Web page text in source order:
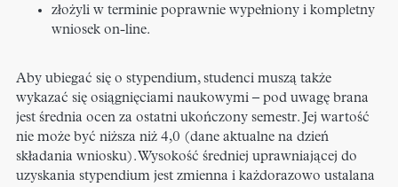
złożyli w terminie poprawnie wypełniony i kompletny
wniosek on-line.
Aby ubiegać się o stypendium, studenci muszą także
wykazać się osiągnięciami naukowymi – pod uwagę brana
jest średnia ocen za ostatni ukończony semestr. Jej wartość
nie może być niższa niż 4,0 (dane aktualne na dzień
składania wniosku). Wysokość średniej uprawniającej do
uzyskania stypendium jest zmienna i każdorazowo ustalana